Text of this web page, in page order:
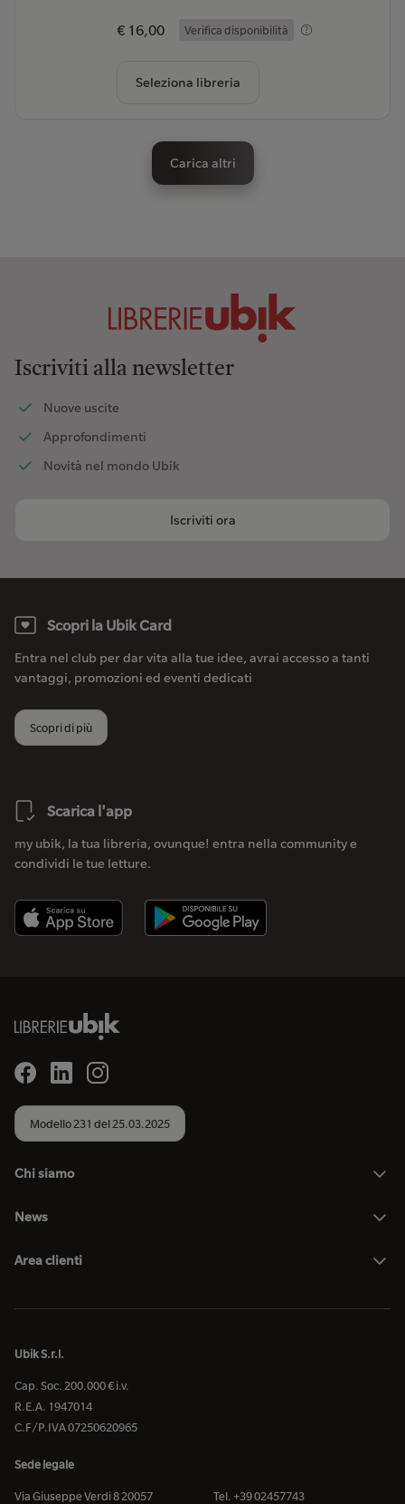
€ 16,00 Verifica disponibilità
Seleziona libreria
Carica altri
Iscriviti alla newsletter
Nuove uscite
Approfondimenti
Novità nel mondo Ubik
Iscriviti ora
Scopri la Ubik Card
Entra nel club per dar vita alla tue idee, avrai accesso a tanti
vantaggi, promozioni ed eventi dedicati
Scopri di più
Scarica l'app
my ubik, la tua libreria, ovunque! entra nella community e
condividi le tue letture.
Modello 231 del 25.03.2025
Chi siamo
News
Area clienti
Ubik S.r.l.
Cap. Soc. 200.000 € i.v.
R.E.A. 1947014
C.F/P.IVA 07250620965
Sede legale
Via Giuseppe Verdi 8 20057 Tel. +39 02457743